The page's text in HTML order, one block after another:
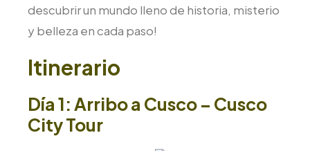
descubrir un mundo lleno de historia, misterio
y belleza en cada paso!
Itinerario
Día 1: Arribo a Cusco – Cusco
City Tour